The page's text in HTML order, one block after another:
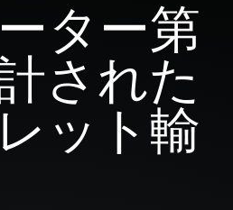
ター第
された
ット輸